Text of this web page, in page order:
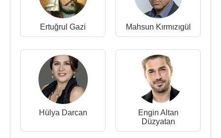
Ertuğrul Gazi Mahsun Kırmızıgül
Hülya Darcan
Engin Altan
Düzyatan